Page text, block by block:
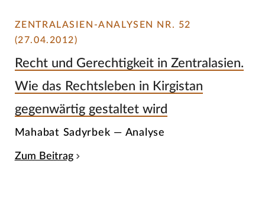
ZENTRALASIEN-ANALYSEN NR. 52
(27.04.2012)
Recht und Gerechtigkeit in Zentralasien.
Wie das Rechtsleben in Kirgistan
gegenwärtig gestaltet wird
Mahabat Sadyrbek — Analyse
Zum Beitrag